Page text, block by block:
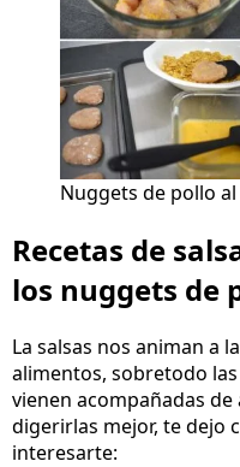
Nuggets de pollo
Recetas de
los nuggets de
La salsas nos animan a
alimentos, sobretodo
vienen acompañadas
digerirlas mejor, te dejo
interesarte: